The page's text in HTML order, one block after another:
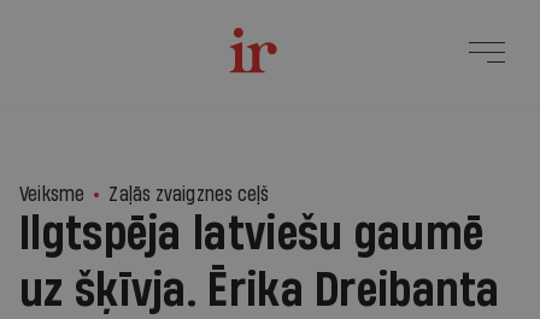
Veiksme Zaļās zvaigznes ceļš
Ilgtspēja latviešu gaumē
uz šķīvja. Ērika Dreibanta